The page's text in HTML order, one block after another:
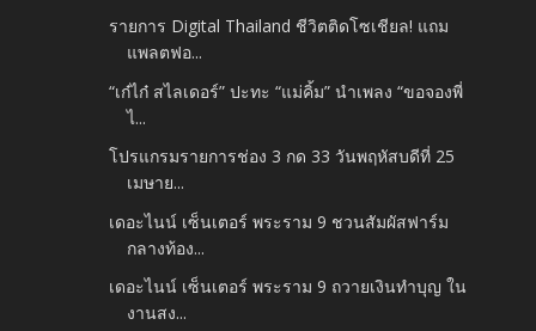
รายการ Digital Thailand ชีวิตติดโซเชียล! แถม
แพลตฟอ...
“เก๋ไก๋ สไลเดอร์” ปะทะ “แม่คิ้ม” นำเพลง “ขอจองพี่
ไ...
โปรแกรมรายการช่อง 3 กด 33 วันพฤหัสบดีที่ 25
เมษาย...
เดอะไนน์ เซ็นเตอร์ พระราม 9 ชวนสัมผัสฟาร์ม
กลางท้อง...
เดอะไนน์ เซ็นเตอร์ พระราม 9 ถวายเงินทำบุญ ใน
งานสง...